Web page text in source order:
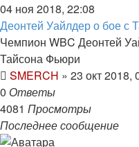
04 ноя 2018, 22:08
Деонтей Уайлдер о бое с
Чемпион WBC Деонтей
Тайсона Фьюри
SMERCH » 23 окт 2018,
0 Ответы
4081 Просмотры
Последнее сообщение